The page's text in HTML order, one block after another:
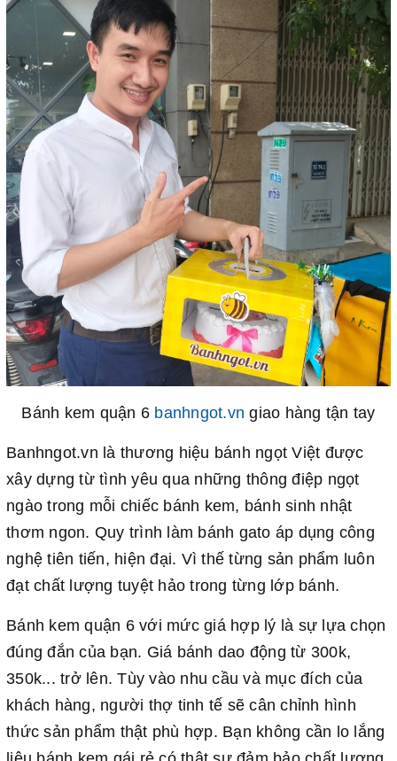
Bánh kem quận 6 banhngot.vn giao hàng tận tay
Banhngot.vn là thương hiệu bánh ngọt Việt được
xây dựng từ tình yêu qua những thông điệp ngọt
ngào trong mỗi chiếc bánh kem, bánh sinh nhật
thơm ngon. Quy trình làm bánh gato áp dụng công
nghệ tiên tiến, hiện đại. Vì thế từng sản phẩm luôn
đạt chất lượng tuyệt hảo trong từng lớp bánh.
Bánh kem quận 6 với mức giá hợp lý là sự lựa chọn
đúng đắn của bạn. Giá bánh dao động từ 300k,
350k... trở lên. Tùy vào nhu cầu và mục đích của
khách hàng, người thợ tinh tế sẽ cân chỉnh hình
thức sản phẩm thật phù hợp. Bạn không cần lo lắng